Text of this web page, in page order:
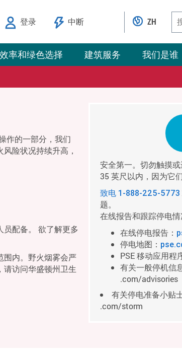
效率和绿色选择 建筑服务 我们是谁
登录 中断 ZH
作的一部分，我们
险状况持续升高，
配备。 欲了解更多
围内。野火烟雾会严
请访问华盛顿州卫生
安全第一。切勿触摸
35 英尺以内，因为它
致电 1-888-225-5773
题。
在线报告和跟踪停电
在线停电报告：
停电地图：
PSE 移动应用程
有关一般停机信
.com/advisories
有关停电准备小贴
.com/storm